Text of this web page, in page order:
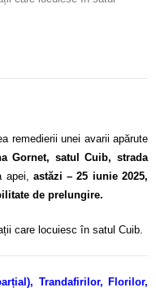
remedierii unei avarii apărute
Gornet, satul Cuib, strada
apei, astăzi – 25 iunie 2025,
de prelungire.
care locuiesc în satul Cuib.
Trandafirilor, Florilor,